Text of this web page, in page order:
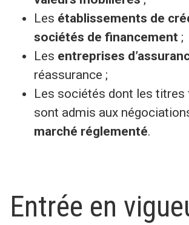
Les établissements de
sociétés de financement ;
Les entreprises
réassurance ;
Les sociétés dont les titres
sont admis aux
marché réglementé.
Entrée en